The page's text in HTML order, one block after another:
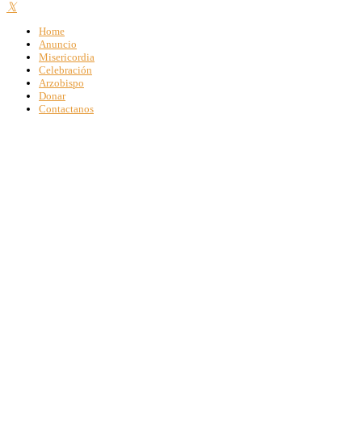
Home
Anuncio
Misericordia
Celebración
Arzobispo
Donar
Contactanos